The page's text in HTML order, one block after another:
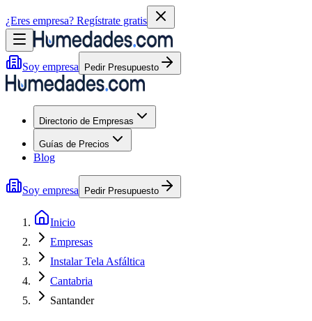
¿Eres empresa? Regístrate gratis
Soy empresa Pedir Presupuesto
Directorio de Empresas
Guías de Precios
Blog
Soy empresa Pedir Presupuesto
Inicio
Empresas
Instalar Tela Asfáltica
Cantabria
Santander